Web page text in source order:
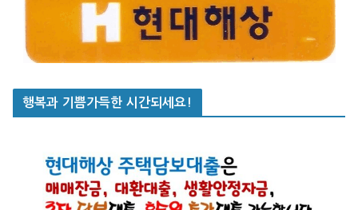
행복과 기쁨가득한 시간되세요!